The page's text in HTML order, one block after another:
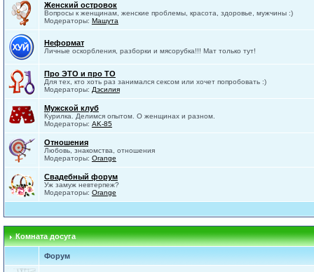
Женский островок
Вопросы к женщинам, женские проблемы, красота, здоровье, мужчины :)
Модераторы: Машута
Неформат
Личные оскорбления, разборки и мясорубка!!! Мат только тут!
Про ЭТО и про ТО
Для тех, кто хоть раз занимался сексом или хочет попробовать :)
Модераторы: Дэсилия
Мужской клуб
Курилка. Делимся опытом. О женщинах и разном.
Модераторы: AK-85
Отношения
Любовь, знакомства, отношения
Модераторы: Orange
Свадебный форум
Уж замуж невтерпеж?
Модераторы: Orange
Комната досуга
Форум